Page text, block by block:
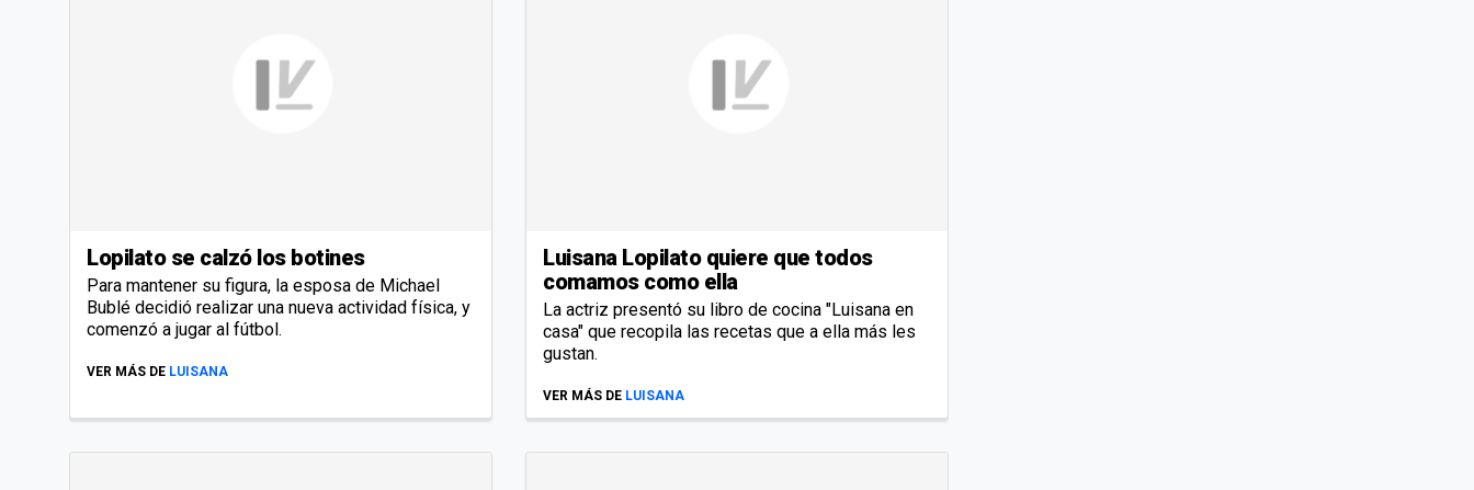
Lopilato se calzó los botines
Para mantener su figura, la esposa de Michael
Bublé decidió realizar una nueva actividad física, y
comenzó a jugar al fútbol.
VER MÁS DE LUISANA
Luisana Lopilato quiere que todos
comamos como ella
La actriz presentó su libro de cocina "Luisana en
casa" que recopila las recetas que a ella más les
gustan.
VER MÁS DE LUISANA